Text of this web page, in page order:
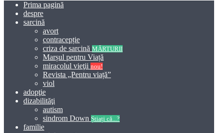
Prima pagină
despre
sarcină
avort
contracepție
criza de sarcină MĂRTURII
Marșul pentru Viață
miracolul vieţii nou!
Revista „Pentru viață”
viol
adopţie
dizabilităţi
autism
sindrom Down Știați că...?
familie